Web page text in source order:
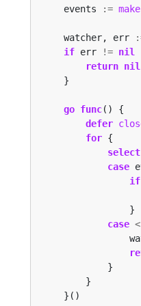
    events
:= make
    watcher, err
if err != nil
return nil
go func
defer
for
select
case
if
case